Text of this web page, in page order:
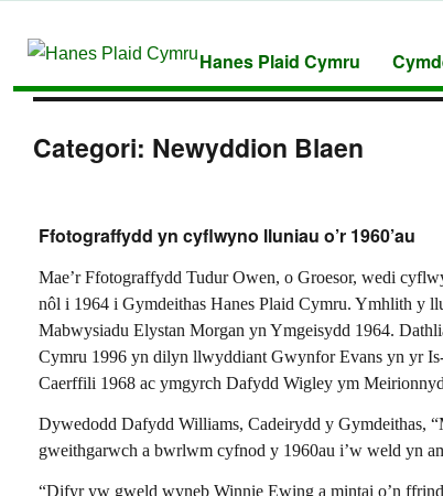
Hanes Plaid Cymru
Categori: Newyddion Blaen
Ffotograffydd yn cyflwyno lluniau o’r 1960’au
Mae’r Ffotograffydd Tudur Owen, o Groesor, wedi
nôl i 1964 i Gymdeithas Hanes Plaid Cymru. Ymhlith y
Mabwysiadu Elystan Morgan yn Ymgeisydd 1964.
Cymru 1996 yn dilyn llwyddiant Gwynfor Evans yn yr
Caerffili 1968 ac ymgyrch Dafydd Wigley ym
Dywedodd Dafydd Williams, Cadeirydd y Gymdeithas,
gweithgarwch a bwrlwm cyfnod y 1960au i’w weld yn
“Difyr yw gweld wyneb Winnie Ewing a mintai o’n